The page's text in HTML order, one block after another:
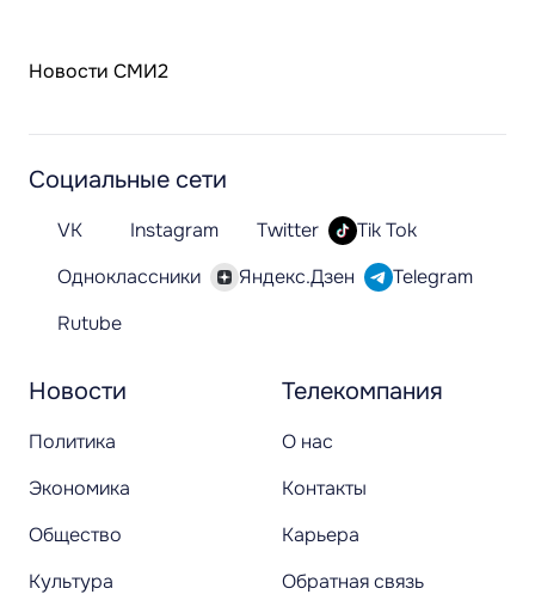
Новости СМИ2
Новости
Политика
Экономика
Общество
Культура
Телекомпания
О нас
Контакты
Карьера
Обратная связь
Социальные сети
VK Instagram Twitter
Tik Tok
Одноклассники
Яндекс.Дзен
Telegram
Rutube